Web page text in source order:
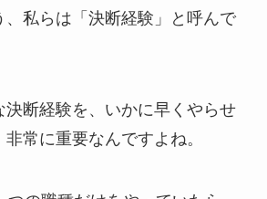
、私らは「決断経験」と呼んで
決断経験を、いかに早くやらせ
常に重要なんですよね。